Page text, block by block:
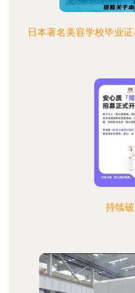
日本著名美容学校毕业
持续